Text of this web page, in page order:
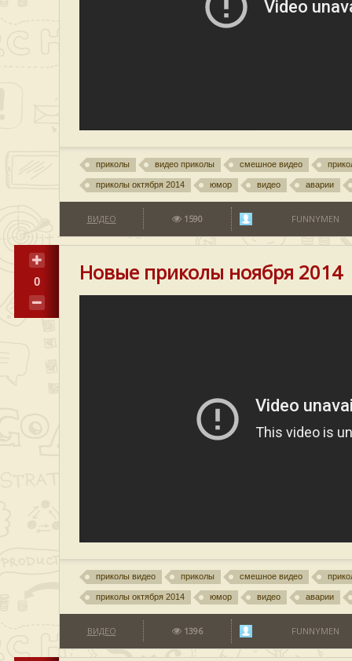
приколы видео приколы смешное видео
приколы октября 2014 юмор видео аварии
ВИДЕО 1590 FUNNYMEN
0 Новые приколы ноября 2014
приколы видео приколы смешное видео
приколы октября 2014 юмор видео аварии
ВИДЕО 1396 FUNNYMEN